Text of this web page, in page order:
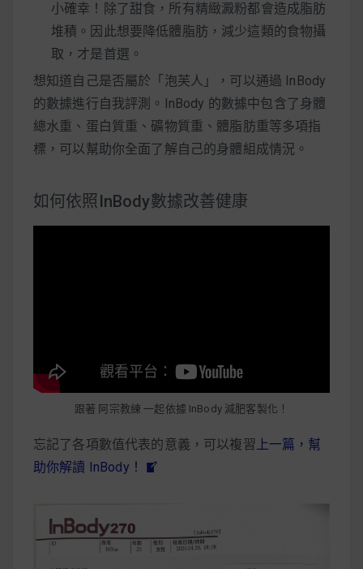
小確幸！除了甜食，所有精緻澱粉都會造成脂肪
堆積。因此想要降低體脂肪，減少這類的食物攝
取，才是首選。
想知道自己是否屬於「泡芙人」，可以通過 InBody
的數據進行自我評測。InBody 的數據中包含了身體
總水重、蛋白質重、礦物質重、體脂肪重等多項指
標，可以幫助你全面了解自己的身體組成情況。
如何依照InBody數據改善健康
跟著 阿宗教練 一起依據 InBody 減肥客製化！
忘記了各項數值代表的意義，可以複習 上一篇，幫
助你解讀 InBody！